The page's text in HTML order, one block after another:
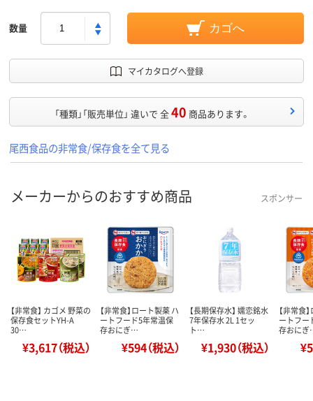
数量 カゴへ
マイカタログへ登録
「種類」「販売単位」 違いで 全40 商品あります。
尾西食品の非常食/保存食を全て見る
メーカーからのおすすめ商品 スポンサー
【非常食】 カゴメ 野菜の
保存食セットYH-A
30…
¥3,617（税込）
【非常食】ロート製薬 ハ
ートフード5年常温保
存おにぎ…
¥594（税込）
【長期保存水】 嬬恋銘水
7年保存水 2L 1セッ
ト…
¥1,930（税込）
【非常食
ートフー
存おに